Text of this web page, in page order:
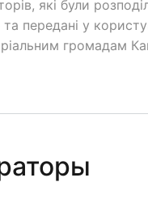
які були
та передані у
громадам